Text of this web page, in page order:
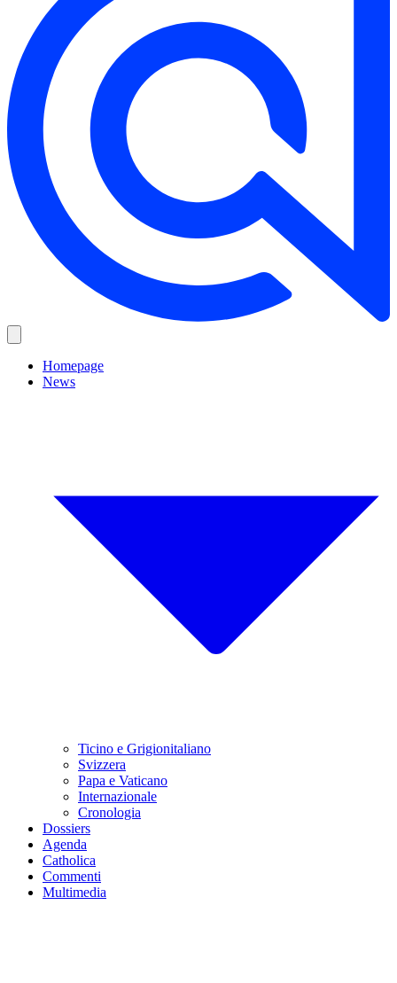
Homepage
News
Ticino e Grigionitaliano
Svizzera
Papa e Vaticano
Internazionale
Cronologia
Dossiers
Agenda
Catholica
Commenti
Multimedia